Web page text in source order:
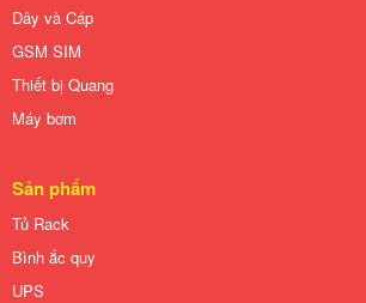
Dây và Cáp
GSM SIM
Thiết bị Quang
Máy bơm
Sản phẩm
Tủ Rack
Bình ắc quy
UPS